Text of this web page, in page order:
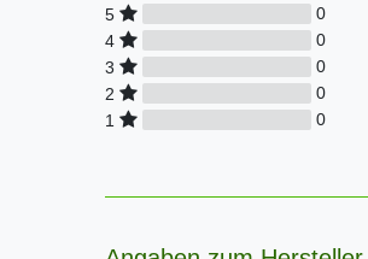
5
0
4
0
3
0
2
0
1
0